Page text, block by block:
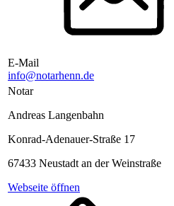
E-Mail
info@notarhenn.de
Notar
Andreas Langenbahn
Konrad-Adenauer-Straße 17
67433 Neustadt an der Weinstraße
Webseite öffnen